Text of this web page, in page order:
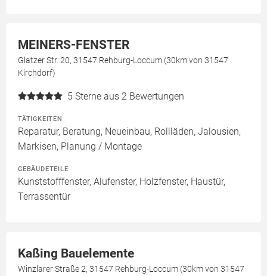
MEINERS-FENSTER
Glatzer Str. 20, 31547 Rehburg-Loccum (30km von 31547
Kirchdorf)
5 Sterne aus 2 Bewertungen
TÄTIGKEITEN
Reparatur, Beratung, Neueinbau, Rollläden, Jalousien,
Markisen, Planung / Montage
GEBÄUDETEILE
Kunststofffenster, Alufenster, Holzfenster, Haustür,
Terrassentür
Kaßing Bauelemente
Winzlarer Straße 2, 31547 Rehburg-Loccum (30km von 31547